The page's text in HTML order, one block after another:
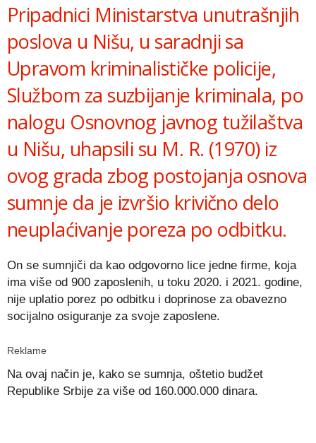
Pripadnici Ministarstva unutrašnjih
poslova u Nišu, u saradnji sa
Upravom kriminalističke policije,
Službom za suzbijanje kriminala, po
nalogu Osnovnog javnog tužilaštva
u Nišu, uhapsili su M. R. (1970) iz
ovog grada zbog postojanja osnova
sumnje da je izvršio krivično delo
neuplaćivanje poreza po odbitku.
On se sumnjiči da kao odgovorno lice jedne firme, koja
ima više od 900 zaposlenih, u toku 2020. i 2021. godine,
nije uplatio porez po odbitku i doprinose za obavezno
socijalno osiguranje za svoje zaposlene.
Reklame
Na ovaj način je, kako se sumnja, oštetio budžet
Republike Srbije za više od 160.000.000 dinara.